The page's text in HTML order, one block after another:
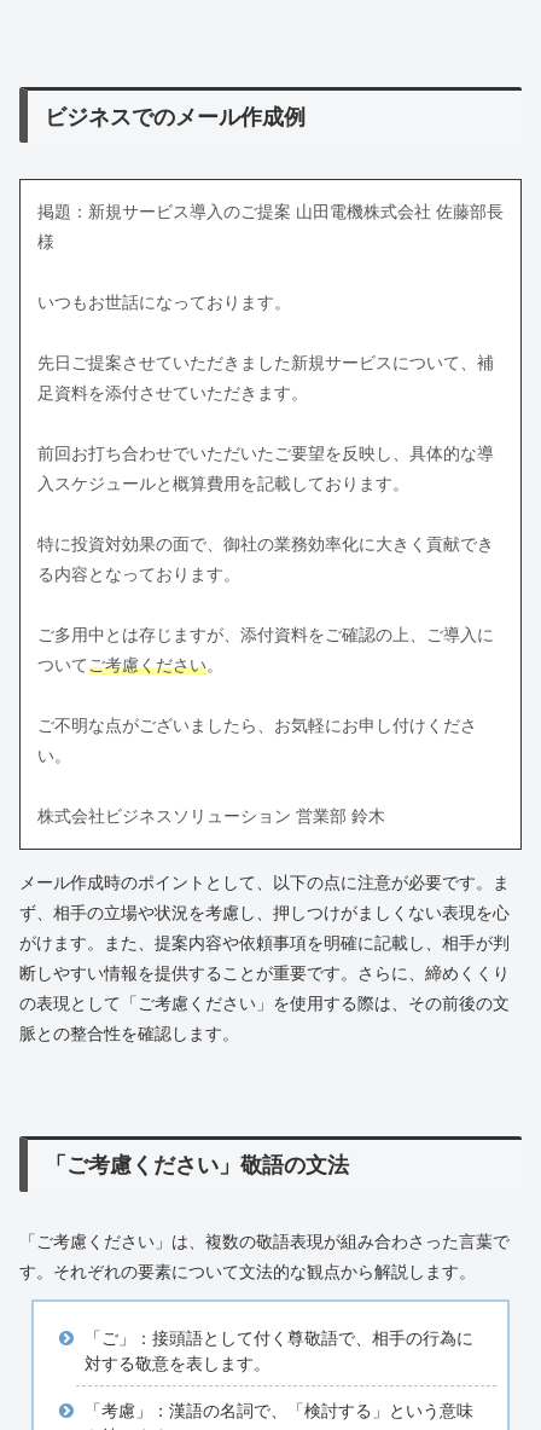
ビジネスでのメール作成例
掲題：新規サービス導入のご提案 山田電機株式会社 佐藤部長
様
いつもお世話になっております。
先日ご提案させていただきました新規サービスについて、補
足資料を添付させていただきます。
前回お打ち合わせでいただいたご要望を反映し、具体的な導
入スケジュールと概算費用を記載しております。
特に投資対効果の面で、御社の業務効率化に大きく貢献でき
る内容となっております。
ご多用中とは存じますが、添付資料をご確認の上、ご導入に
ついてご考慮ください。
ご不明な点がございましたら、お気軽にお申し付けくださ
い。
株式会社ビジネスソリューション 営業部 鈴木
メール作成時のポイントとして、以下の点に注意が必要です。ま
ず、相手の立場や状況を考慮し、押しつけがましくない表現を心
がけます。また、提案内容や依頼事項を明確に記載し、相手が判
断しやすい情報を提供することが重要です。さらに、締めくくり
の表現として「ご考慮ください」を使用する際は、その前後の文
脈との整合性を確認します。
「ご考慮ください」敬語の文法
「ご考慮ください」は、複数の敬語表現が組み合わさった言葉で
す。それぞれの要素について文法的な観点から解説します。
「ご」：接頭語として付く尊敬語で、相手の行為に
対する敬意を表します。
「考慮」：漢語の名詞で、「検討する」という意味